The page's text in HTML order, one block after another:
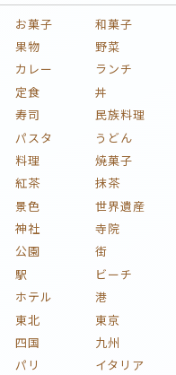
お菓子
和菓子
果物
野菜
カレー
ランチ
定食
丼
寿司
民族料理
パスタ
うどん
料理
焼菓子
紅茶
抹茶
景色
世界遺産
神社
寺院
公園
街
駅
ビーチ
ホテル
港
東北
東京
四国
九州
パリ
イタリア